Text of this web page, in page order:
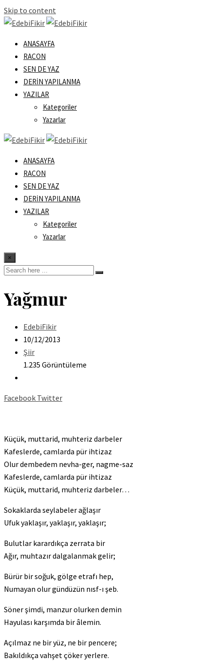
Skip to content
ANASAYFA
RACON
SEN DE YAZ
DERIN YAPILANMA
YAZILAR
Kategoriler
Yazarlar
ANASAYFA
RACON
SEN DE YAZ
DERIN YAPILANMA
YAZILAR
Kategoriler
Yazarlar
×
Yağmur
EdebiFikir
10/12/2013
Şiir
1.235 Görüntüleme
Facebook Twitter
Küçük, muttarid, muhteriz darbeler
Kafeslerde, camlarda pür ihtizaz
Olur dembedem nevha-ger, nagme-saz
Kafeslerde, camlarda pür ihtizaz
Küçük, muttarid, muhteriz darbeler…
Sokaklarda seylabeler ağlaşır
Ufuk yaklaşır, yaklaşır, yaklaşır;
Bulutlar karardıkça zerrata bir
Ağır, muhtazır dalgalanmak gelir;
Bürür bir soğuk, gölge etrafı hep,
Numayan olur gündüzün nısf-ı şeb.
Söner şimdi, manzur olurken demin
Hayulası karşımda bir âlemin.
Açılmaz ne bir yüz, ne bir pencere;
Bakıldıkça vahşet çöker yerlere.